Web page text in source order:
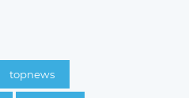
topnews